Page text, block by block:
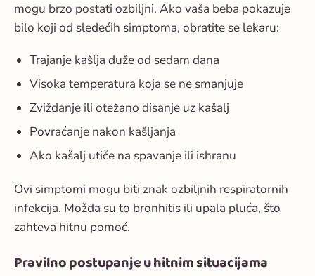
mogu brzo postati ozbiljni. Ako vaša beba pokazuje
bilo koji od sledećih simptoma, obratite se lekaru:
Trajanje kašlja duže od sedam dana
Visoka temperatura koja se ne smanjuje
Zviždanje ili otežano disanje uz kašalj
Povraćanje nakon kašljanja
Ako kašalj utiče na spavanje ili ishranu
Ovi simptomi mogu biti znak ozbiljnih respiratornih
infekcija. Možda su to bronhitis ili upala pluća, što
zahteva hitnu pomoć.
Pravilno postupanje u hitnim situacijama